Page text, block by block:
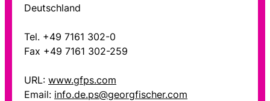
Deutschland
Tel. +49 7161 302-0
Fax +49 7161 302-259
URL: www.gfps.com
Email: info.de.ps@georgfischer.com